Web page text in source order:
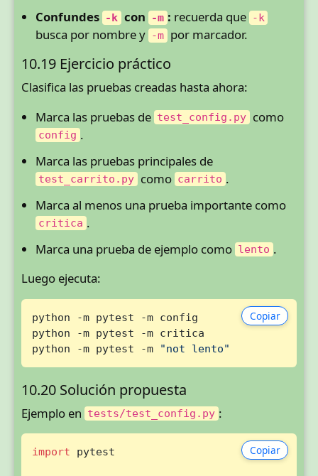
Confundes -k con -m : recuerda que -k
busca por nombre y -m por marcador.
10.19 Ejercicio práctico
Clasifica las pruebas creadas hasta ahora:
Marca las pruebas de test_config.py como
config .
Marca las pruebas principales de
test_carrito.py como carrito .
Marca al menos una prueba importante como
critica .
Marca una prueba de ejemplo como lento .
Luego ejecuta:
Copiar
python -m pytest -m config
python -m pytest -m critica
python -m pytest -m
"not lento"
10.20 Solución propuesta
Ejemplo en tests/test_config.py :
Copiar
import pytest